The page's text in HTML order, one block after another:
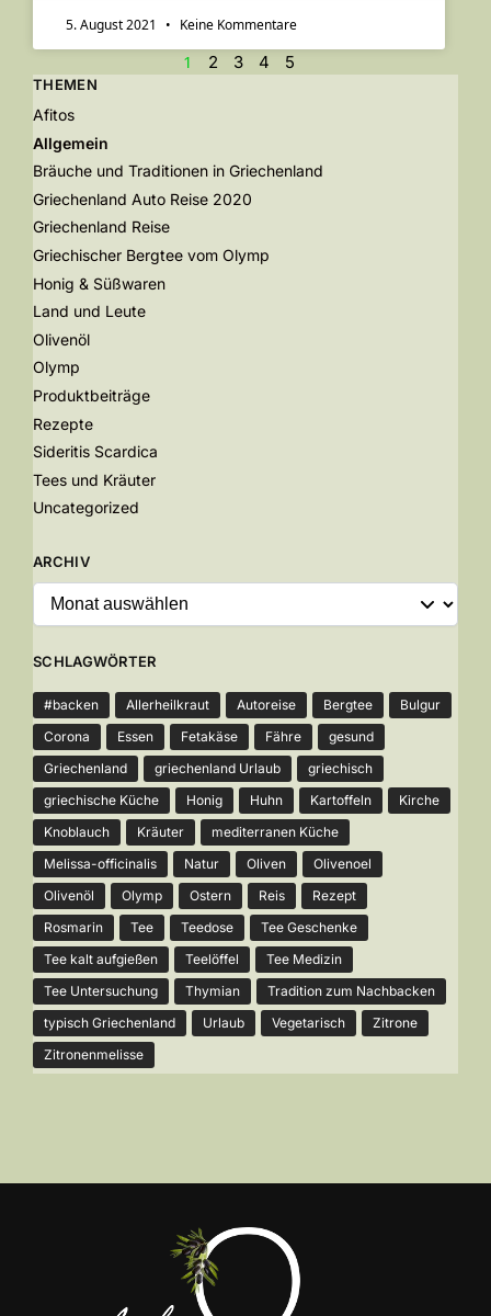
5. August 2021 Keine Kommentare
1 2 3 4 5
THEMEN
Afitos
Allgemein
Bräuche und Traditionen in Griechenland
Griechenland Auto Reise 2020
Griechenland Reise
Griechischer Bergtee vom Olymp
Honig & Süßwaren
Land und Leute
Olivenöl
Olymp
Produktbeiträge
Rezepte
Sideritis Scardica
Tees und Kräuter
Uncategorized
ARCHIV
SCHLAGWÖRTER
#backen Allerheilkraut Autoreise Bergtee
Bulgur
Corona
Essen Fetakäse Fähre
gesund
Griechenland
griechenland Urlaub
griechisch
griechische Küche
Honig Huhn Kartoffeln
Kirche
Knoblauch
Kräuter
mediterranen Küche
Melissa-officinalis
Natur Oliven
Olivenoel
Olivenöl
Olymp Ostern Reis
Rezept
Rosmarin
Tee Teedose
Tee Geschenke
Tee kalt aufgießen
Teelöffel
Tee Medizin
Tee Untersuchung
Thymian
Tradition zum Nachbacken
typisch Griechenland
Urlaub Vegetarisch
Zitrone
Zitronenmelisse